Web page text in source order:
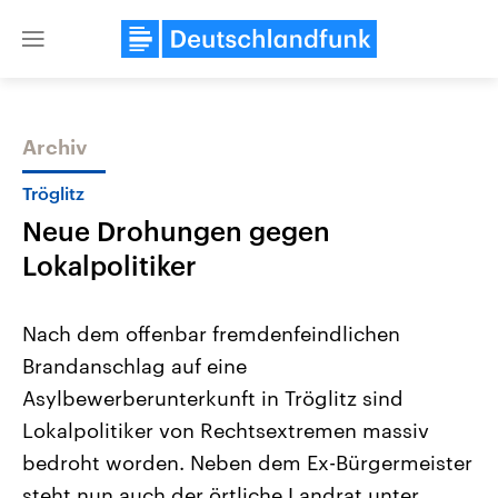
Close
Themen
Landtagswahl Sachsen-Anhalt
2026
Alle Informationen
Sachsen-Anhalt wählt am 6.
September 2026 einen neuen
Landtag. Seit 2021 wird das
Bundesland von einer Koalition aus
USA
Aktuelle Beiträge,
Wirtschaftlich und
gehören die Vereinigten
den mächtigsten Ländern
mit großem Einfluss auf
Archiv
Tröglitz
Neue Drohungen gegen
Lokalpolitiker
Nach dem offenbar fremdenfeindlichen
Brandanschlag auf eine
Asylbewerberunterkunft in Tröglitz sind
Lokalpolitiker von Rechtsextremen massiv
bedroht worden. Neben dem Ex-Bürgermeister